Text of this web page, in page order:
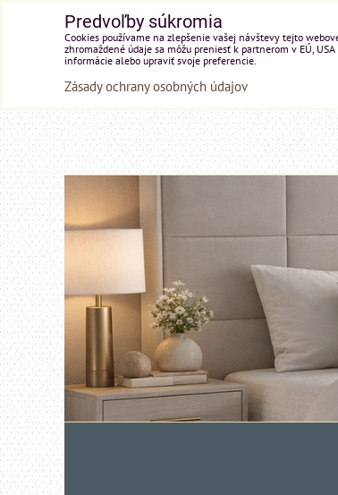
Predvoľby súkromia
Cookies používame na zlepšenie vašej návštevy tejto
zhromaždené údaje sa môžu preniesť k partnerom v EÚ,
informácie alebo upraviť svoje preferencie.
Zásady ochrany osobných údajov